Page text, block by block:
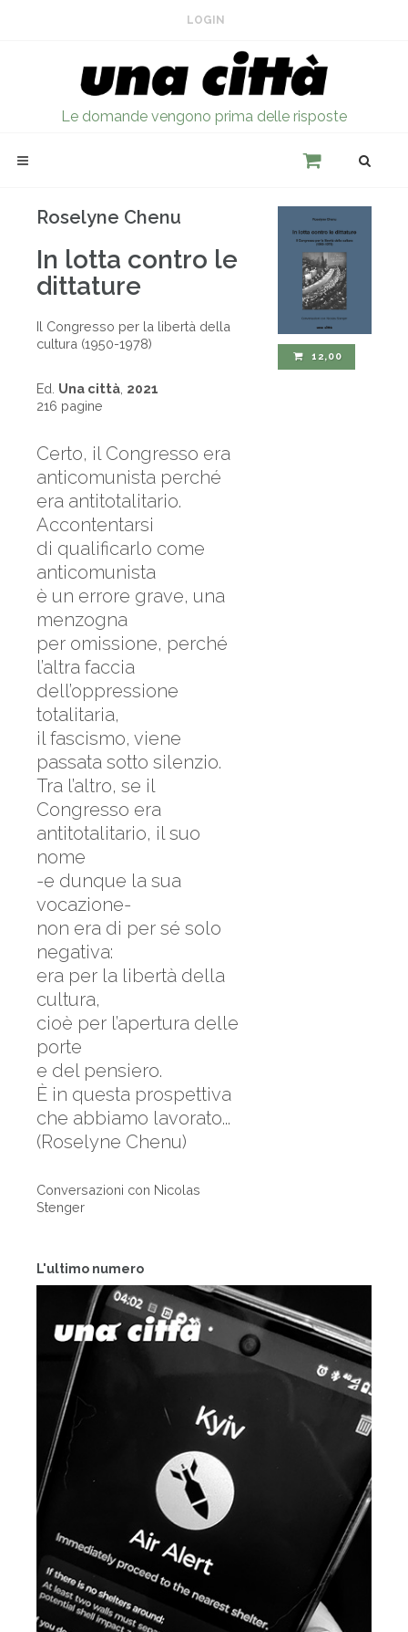
LOGIN
Le domande vengono prima delle risposte
L'ultimo numero
Roselyne Chenu
In lotta contro le
dittature
Il Congresso per la libertà della
cultura (1950-1978)
Ed. Una città 2021
216 pagine
Certo, il Congresso era
anticomunista perché
era antitotalitario.
Accontentarsi
di qualificarlo come
anticomunista
è un errore grave, una
menzogna
per omissione, perché
l’altra faccia
dell’oppressione
totalitaria,
il fascismo, viene
passata sotto silenzio.
Tra l’altro, se il
Congresso era
antitotalitario, il suo
nome
-e dunque la sua
vocazione-
non era di per sé solo
negativa:
era per la libertà della
cultura,
cioè per l’apertura delle
porte
e del pensiero.
È in questa prospettiva
che abbiamo lavorato...
(Roselyne Chenu)
Conversazioni con Nicolas
Stenger
12,00